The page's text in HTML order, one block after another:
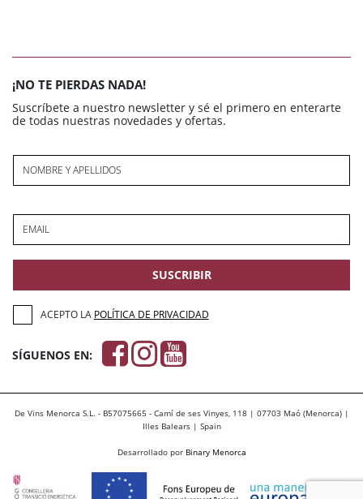
¡NO TE PIERDAS NADA!
Suscríbete a nuestro newsletter y sé el primero en enterarte
de todas nuestras novedades y ofertas.
NOMBRE Y APELLIDOS
EMAIL
SUSCRIBIR
ACEPTO LA POLÍTICA DE PRIVACIDAD
SÍGUENOS EN:
De Vins Menorca S.L. - B57075665 - Camí de ses Vinyes, 118 | 07703 Maó (Menorca) |
Illes Balears | Spain
Desarrollado por Binary Menorca